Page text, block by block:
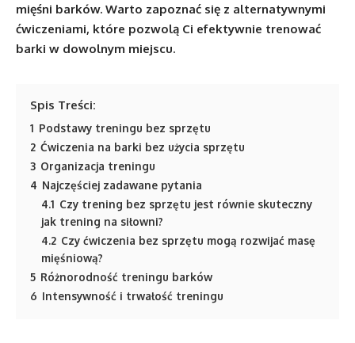
mięśni barków. Warto zapoznać się z alternatywnymi
ćwiczeniami, które pozwolą Ci efektywnie trenować
barki w dowolnym miejscu.
Spis Treści:
1 Podstawy treningu bez sprzętu
2 Ćwiczenia na barki bez użycia sprzętu
3 Organizacja treningu
4 Najczęściej zadawane pytania
4.1 Czy trening bez sprzętu jest równie skuteczny
jak trening na siłowni?
4.2 Czy ćwiczenia bez sprzętu mogą rozwijać masę
mięśniową?
5 Różnorodność treningu barków
6 Intensywność i trwałość treningu